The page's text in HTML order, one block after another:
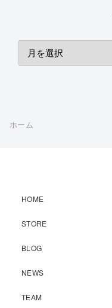
ホーム
HOME
STORE
BLOG
NEWS
TEAM